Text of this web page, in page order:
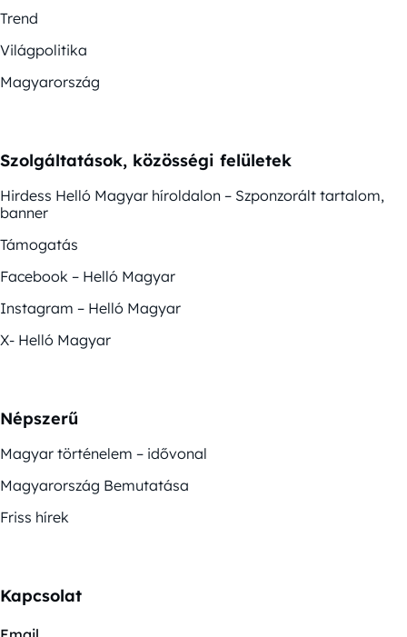
Trend
Világpolitika
Magyarország
Szolgáltatások, közösségi felületek
Hirdess Helló Magyar híroldalon – Szponzorált tartalom,
banner
Támogatás
Facebook – Helló Magyar
Instagram – Helló Magyar
X- Helló Magyar
Népszerű
Magyar történelem – idővonal
Magyarország Bemutatása
Friss hírek
Kapcsolat